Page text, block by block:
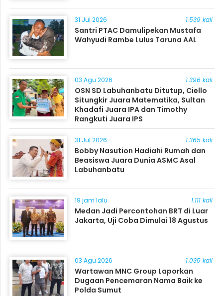
31 Jul 2026 1.539 kali
Santri PTAC Damulipekan Mustafa
Wahyudi Rambe Lulus Taruna AAL
03 Agu 2026 1.396 kali
OSN SD Labuhanbatu Ditutup, Ciello
Situngkir Juara Matematika, Sultan
Khadafi Juara IPA dan Timothy
Rangkuti Juara IPS
31 Jul 2026 1.365 kali
Bobby Nasution Hadiahi Rumah dan
Beasiswa Juara Dunia ASMC Asal
Labuhanbatu
19 jam lalu 1.111 kali
Medan Jadi Percontohan BRT di Luar
Jakarta, Uji Coba Dimulai 18 Agustus
03 Agu 2026 1.035 kali
Wartawan MNC Group Laporkan
Dugaan Pencemaran Nama Baik ke
Polda Sumut